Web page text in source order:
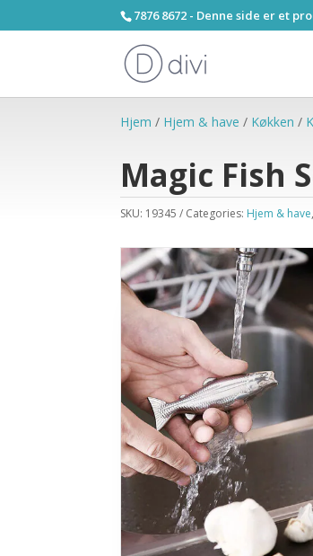
7876 8672 - Denne side er et
Hjem / Hjem & have / Køkken /
Magic Fish
SKU: 19345 Categories: Hjem & have,